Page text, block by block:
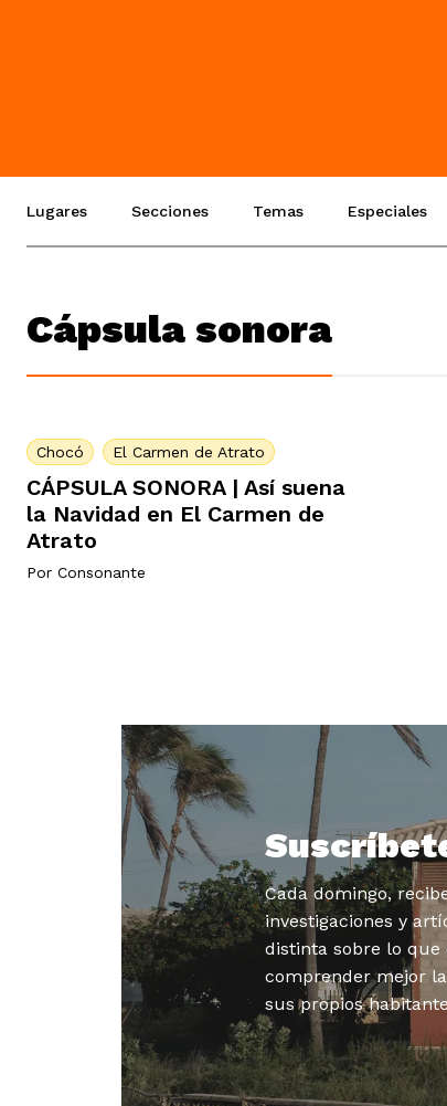
Lugares Secciones Temas Especiales
Cápsula sonora
Chocó El Carmen de Atrato
CÁPSULA SONORA | Así suena
la Navidad en El Carmen de
Atrato
Por Consonante
Cada domingo,
investigaciones y
distinta sobre lo
comprender mejor
sus propios